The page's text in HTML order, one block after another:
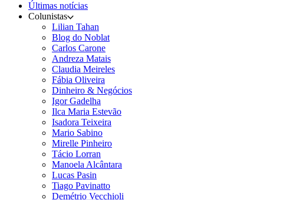
Últimas notícias
Colunistas
Lilian Tahan
Blog do Noblat
Carlos Carone
Andreza Matais
Claudia Meireles
Fábia Oliveira
Dinheiro & Negócios
Igor Gadelha
Ilca Maria Estevão
Isadora Teixeira
Mario Sabino
Mirelle Pinheiro
Tácio Lorran
Manoela Alcântara
Lucas Pasin
Tiago Pavinatto
Demétrio Vecchioli